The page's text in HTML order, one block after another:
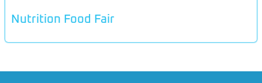
Nutrition Food Fair